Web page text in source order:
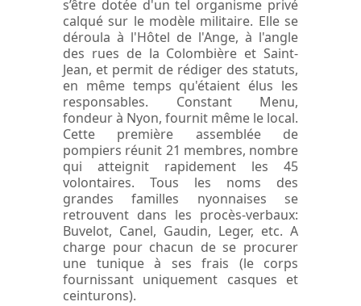
s’être dotée d'un tel organisme privé
calqué sur le modèle militaire. Elle se
déroula à l'Hôtel de l'Ange, à l'angle
des rues de la Colombière et Saint-
Jean, et permit de rédiger des statuts,
en même temps qu'étaient élus les
responsables. Constant Menu,
fondeur à Nyon, fournit même le local.
Cette première assemblée de
pompiers réunit 21 membres, nombre
qui atteignit rapidement les 45
volontaires. Tous les noms des
grandes familles nyonnaises se
retrouvent dans les procès-verbaux:
Buvelot, Canel, Gaudin, Leger, etc. A
charge pour chacun de se procurer
une tunique à ses frais (le corps
fournissant uniquement casques et
ceinturons).